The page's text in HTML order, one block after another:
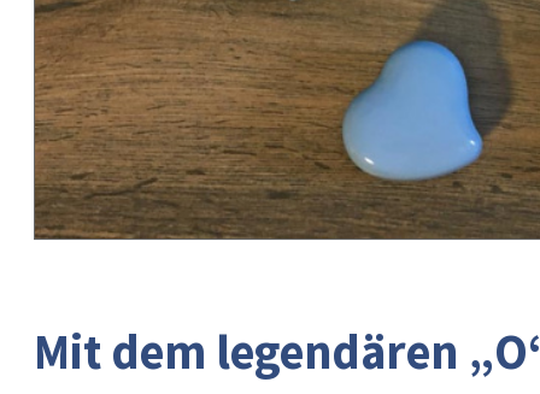
Mit dem legendären